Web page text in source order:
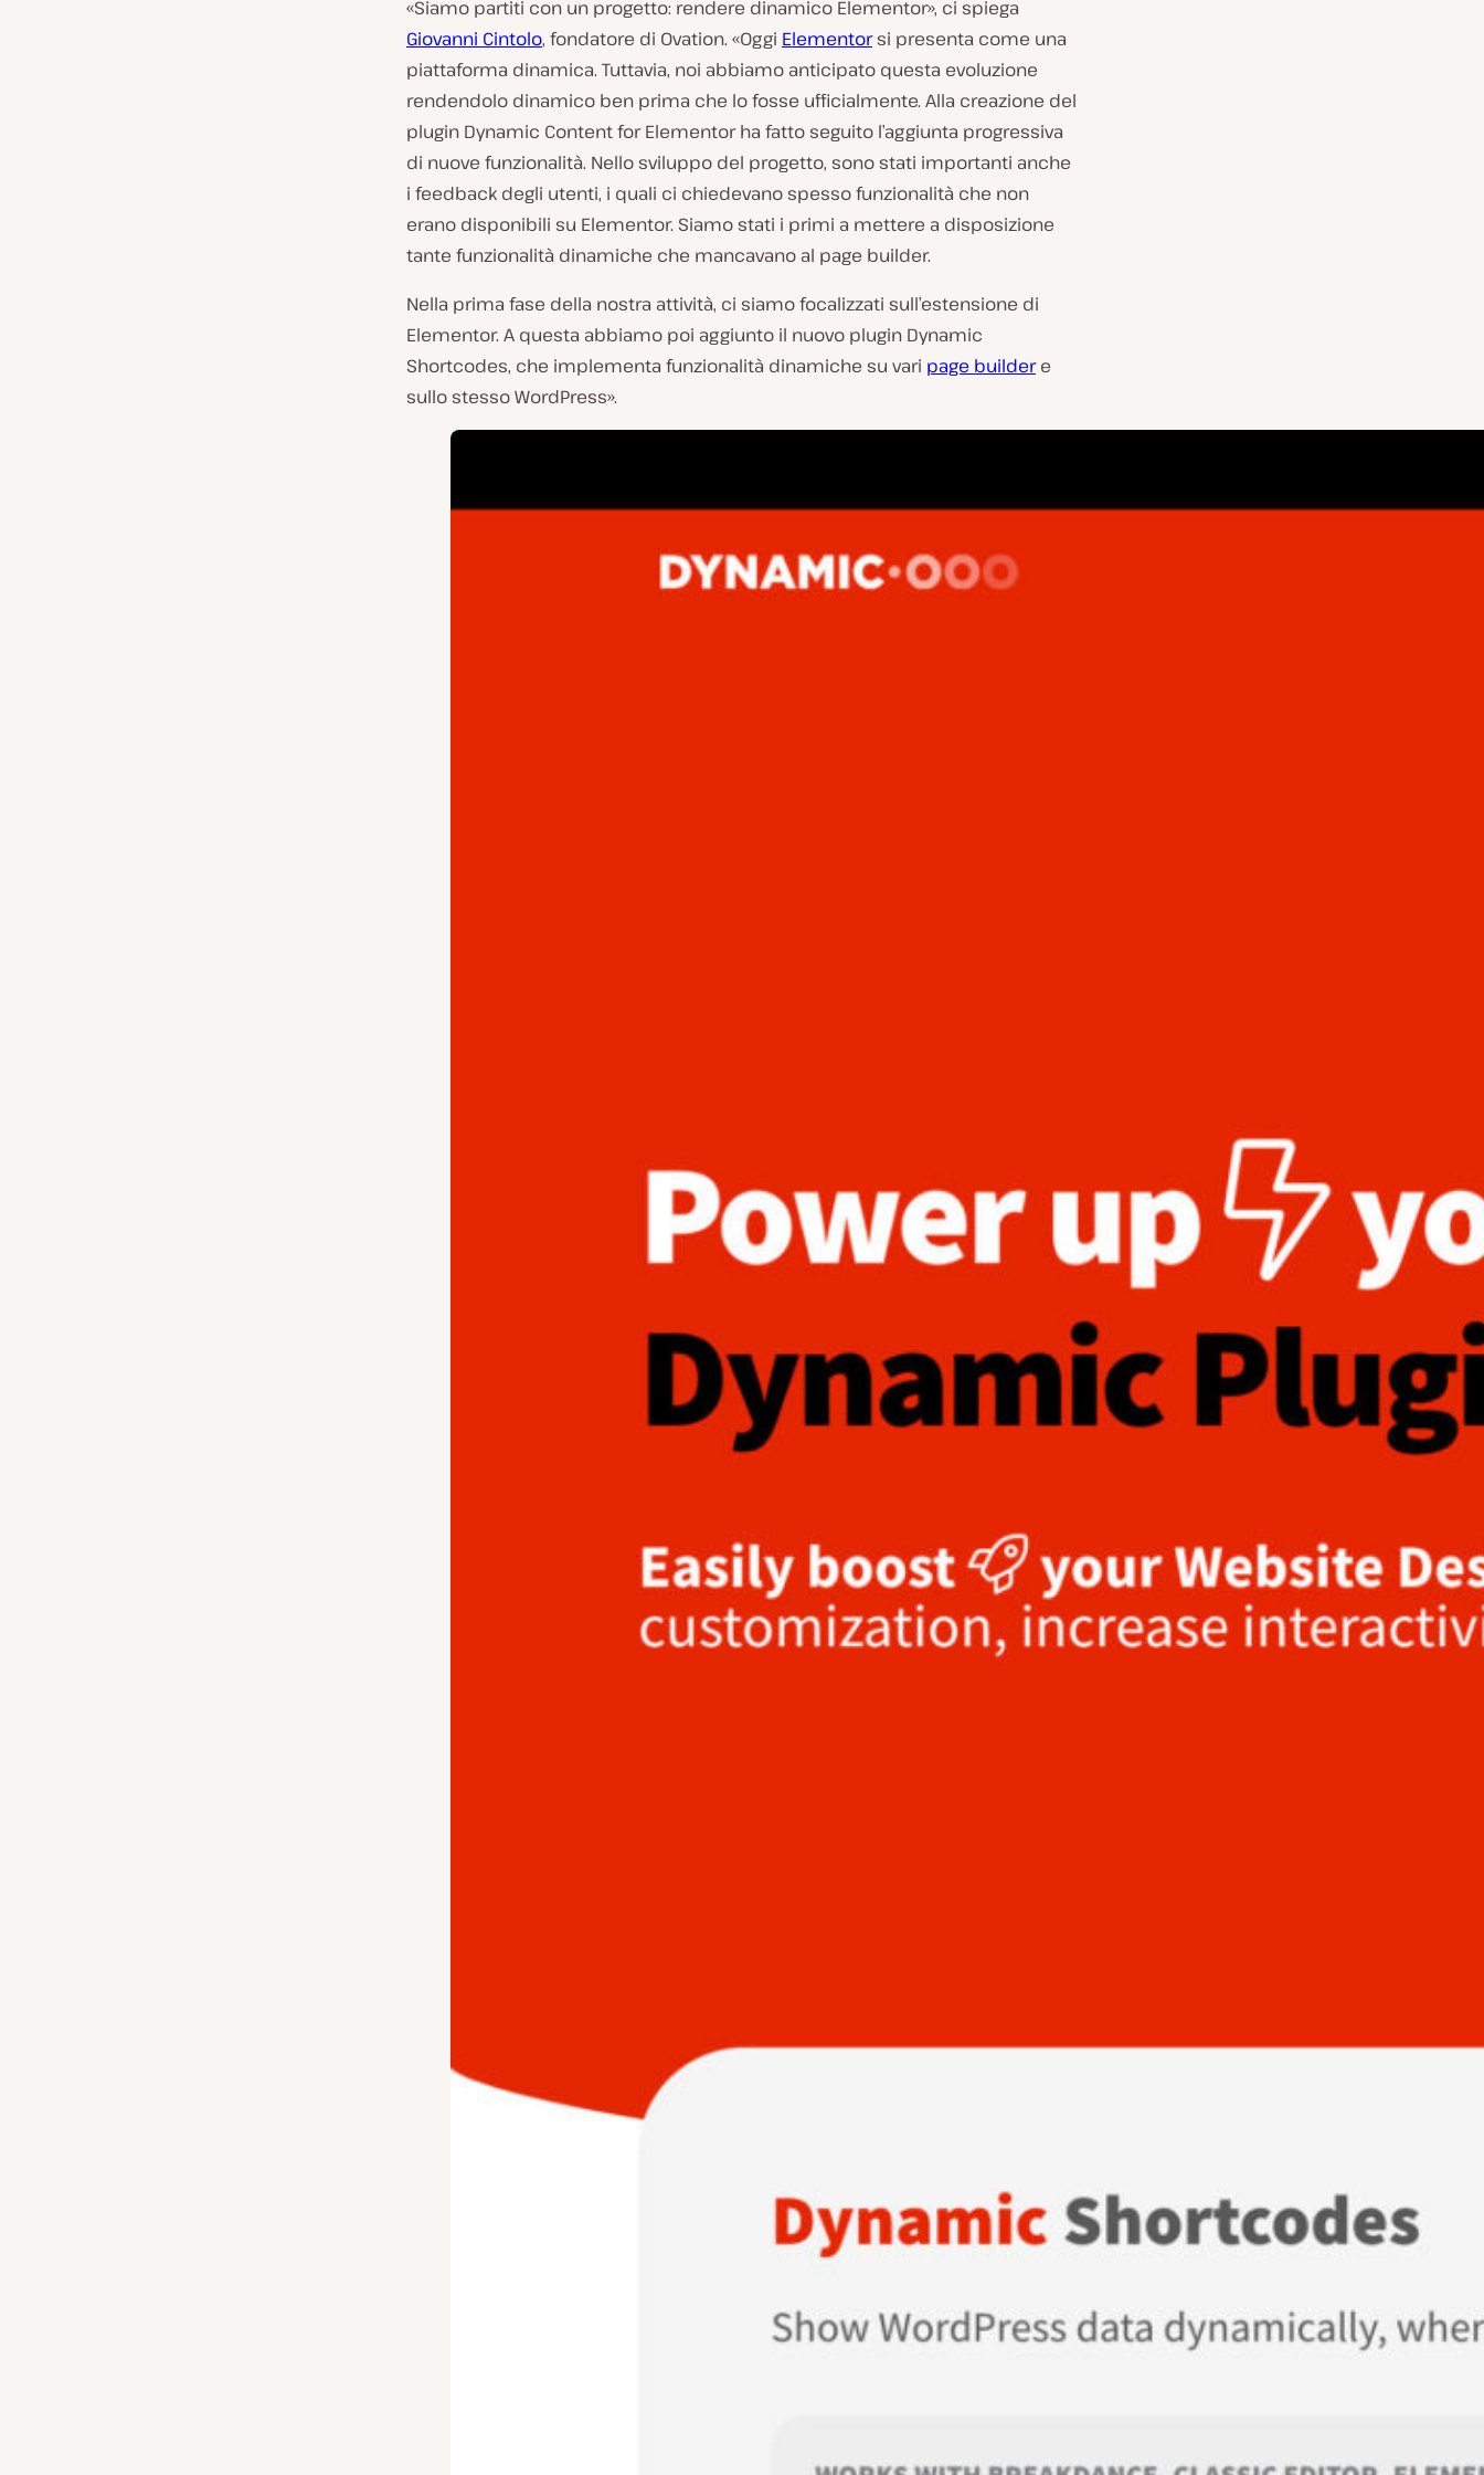
c
l
i
e
n
t
e
:
«Siamo partiti con un progetto: rendere dinamico Elementor», ci spiega
Giovanni Cintolo, fondatore di Ovation. «Oggi Elementorsi presenta come una
piattaforma dinamica. Tuttavia, noi abbiamo anticipato questa evoluzione
rendendolo dinamico ben prima che lo fosse ufficialmente. Alla creazione del
plugin Dynamic Content for Elementor ha fatto seguito l’aggiunta progressiva
di nuove funzionalità. Nello sviluppo del progetto, sono stati importanti anche
i feedback degli utenti, i quali ci chiedevano spesso funzionalità che non
erano disponibili su Elementor. Siamo stati i primi a mettere a disposizione
tante funzionalità dinamiche che mancavano al page builder.
Nella prima fase della nostra attività, ci siamo focalizzati sull’estensione di
Elementor. A questa abbiamo poi aggiunto il nuovo plugin Dynamic
Shortcodes, che implementa funzionalità dinamiche su vari page buildere
sullo stesso WordPress».